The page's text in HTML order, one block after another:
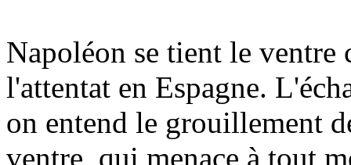
Napoléon se tient le ventre
l'attentat en Espagne.
on entend le grouillement
ventre, qui menace à tout